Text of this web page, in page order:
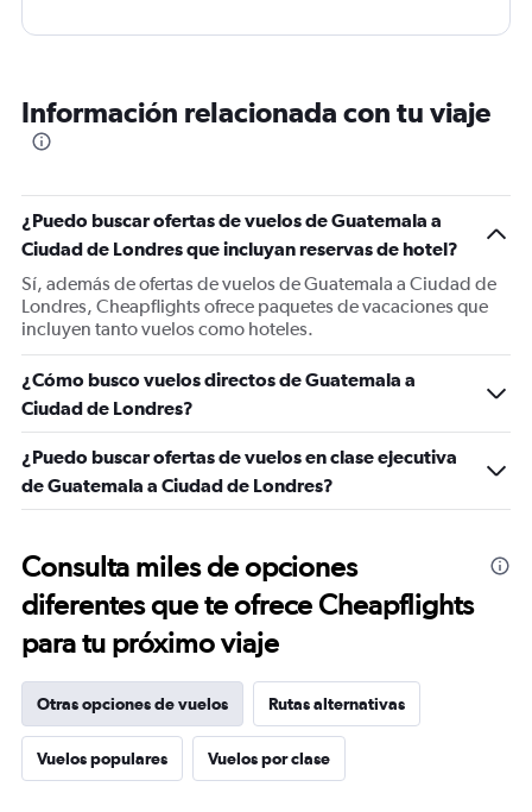
Información relacionada con tu viaje
¿Puedo buscar ofertas de vuelos de Guatemala a
Ciudad de Londres que incluyan reservas de hotel?
Sí, además de ofertas de vuelos de Guatemala a Ciudad de
Londres, Cheapflights ofrece paquetes de vacaciones que
incluyen tanto vuelos como hoteles.
¿Cómo busco vuelos directos de Guatemala a
Ciudad de Londres?
¿Puedo buscar ofertas de vuelos en clase ejecutiva
de Guatemala a Ciudad de Londres?
Consulta miles de opciones
diferentes que te ofrece Cheapflights
para tu próximo viaje
Otras opciones de vuelos Rutas alternativas
Vuelos populares Vuelos por clase